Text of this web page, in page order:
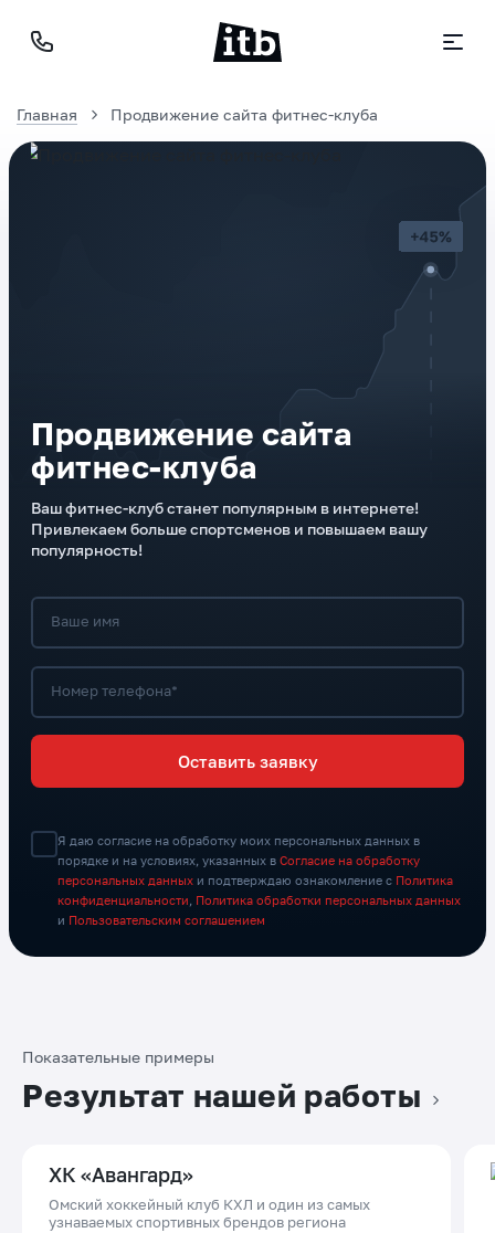
Главная Продвижение сайта фитнес-клуба
Продвижение сайта
фитнес-клуба
Ваш фитнес-клуб станет популярным в интернете!
Привлекаем больше спортсменов и повышаем вашу
популярность!
Ваше имя
Номер телефона*
Оставить заявку
Я даю согласие на обработку моих персональных данных в
порядке и на условиях, указанных в Согласие на обработку
персональных данных и подтверждаю ознакомление с Политика
конфиденциальности
Политика обработки персональных данных
и Пользовательским соглашением
Показательные примеры
Результат нашей работы
ХК «Авангард»
Омский хоккейный клуб КХЛ и один из самых
узнаваемых спортивных брендов региона